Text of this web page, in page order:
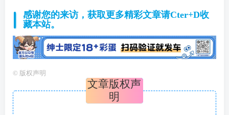
感谢您的来访，获取更多精彩文章请Cter+D收
藏本站。
© 版权声明
文章版权声
明